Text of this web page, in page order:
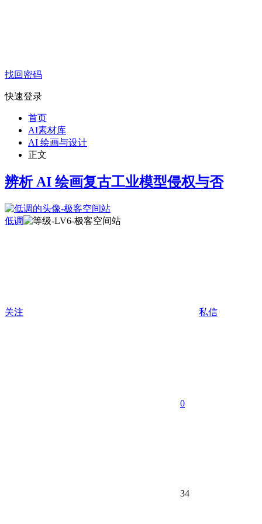
找回密码
快速登录
首页
AI素材库
AI 绘画与设计
正文
辨析 AI 绘画复古工业模型侵权与否
低调
关注 私信
0
34